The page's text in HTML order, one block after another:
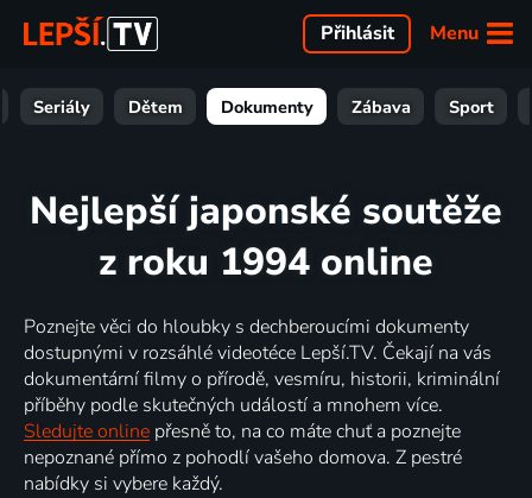
Menu
Přihlásit
Seriály Dětem Dokumenty Zábava Sport
Nejlepší japonské soutěže
z roku 1994 online
Poznejte věci do hloubky s dechberoucími dokumenty
dostupnými v rozsáhlé videotéce Lepší.TV. Čekají na vás
dokumentární filmy o přírodě, vesmíru, historii, kriminální
příběhy podle skutečných událostí a mnohem více.
Sledujte online přesně to, na co máte chuť a poznejte
nepoznané přímo z pohodlí vašeho domova. Z pestré
nabídky si vybere každý.